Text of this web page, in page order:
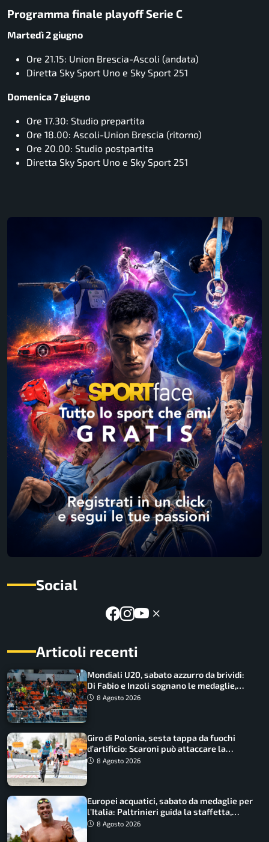
Programma finale playoff Serie C
Martedì 2 giugno
Ore 21.15: Union Brescia-Ascoli (andata)
Diretta Sky Sport Uno e Sky Sport 251
Domenica 7 giugno
Ore 17.30: Studio prepartita
Ore 18.00: Ascoli-Union Brescia (ritorno)
Ore 20.00: Studio postpartita
Diretta Sky Sport Uno e Sky Sport 251
Social
Articoli recenti
Mondiali U20, sabato azzurro da brividi:
Di Fabio e Inzoli sognano le medaglie,
Castellani e Succo in finale
8 Agosto 2026
Giro di Polonia, sesta tappa da fuochi
d’artificio: Scaroni può attaccare la
maglia di Lemmen
8 Agosto 2026
Europei acquatici, sabato da medaglie per
l’Italia: Paltrinieri guida la staffetta,
Barnabà sogna l’oro dalle grandi altezze
8 Agosto 2026